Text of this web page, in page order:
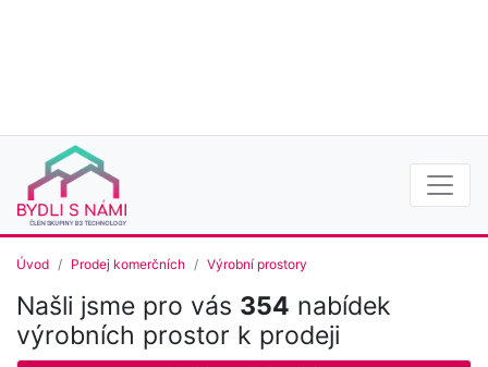
Úvod Prodej komerčních Výrobní prostory
Našli jsme pro vás 354 nabídek
výrobních prostor k prodeji